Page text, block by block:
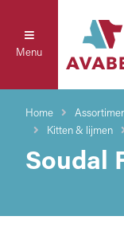
Menu
Home
Kitten & lijmen
Soudal